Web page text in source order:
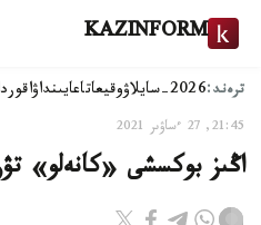
KAZINFORM
ترەند:2026-سايلاۋ وقيعاتاعايىنداۋ
21:45, 27 ءساۋىر 2021
اڭىز بوكسشى «كانەلو»